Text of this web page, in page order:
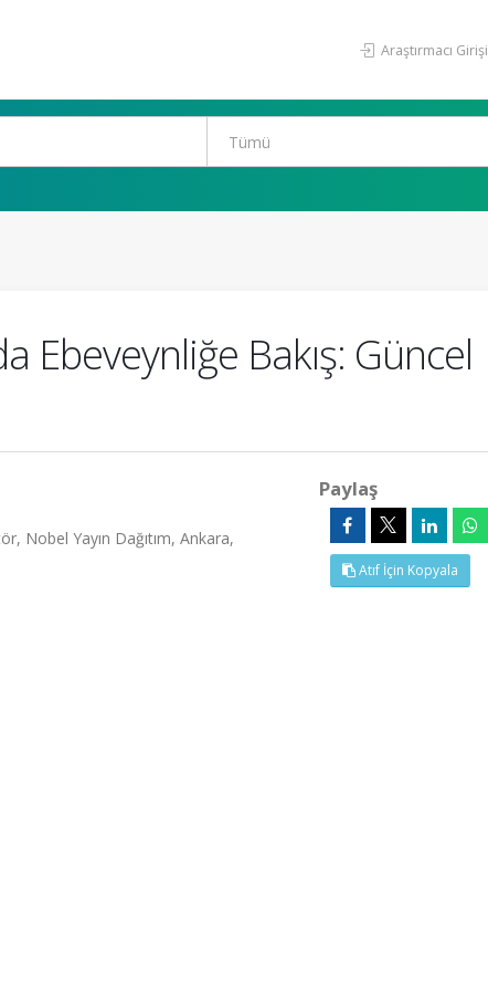
Araştırmacı Girişi
Ebeveynliğe Bakış: Güncel
Nobel Yayın Dağıtım, Ankara,
Paylaş
Atıf İçin Kopyala